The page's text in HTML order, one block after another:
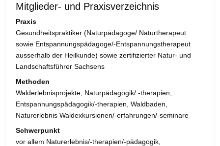
Mitglieder- und Praxisverzeichnis
Praxis
Gesundheitspraktiker (Naturpädagoge/ Naturtherapeut
sowie Entspannungspädagoge/-Entspannungstherapeut
ausserhalb der Heilkunde) sowie zertifizierter Natur- und
Landschaftsführer Sachsens
Methoden
Walderlebnisprojekte, Naturpädagogik/ -therapien,
Entspannungspädagogik/-therapien, Waldbaden,
Naturerlebnis Waldexkursionen/-erfahrungen/-seminare
Schwerpunkt
vor allem Naturerlebnis/-therapien/-pädagogik,